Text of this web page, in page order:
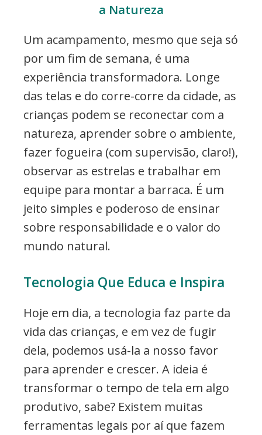
a Natureza
Um acampamento, mesmo que seja só
por um fim de semana, é uma
experiência transformadora. Longe
das telas e do corre-corre da cidade, as
crianças podem se reconectar com a
natureza, aprender sobre o ambiente,
fazer fogueira (com supervisão, claro!),
observar as estrelas e trabalhar em
equipe para montar a barraca. É um
jeito simples e poderoso de ensinar
sobre responsabilidade e o valor do
mundo natural.
Tecnologia Que Educa e Inspira
Hoje em dia, a tecnologia faz parte da
vida das crianças, e em vez de fugir
dela, podemos usá-la a nosso favor
para aprender e crescer. A ideia é
transformar o tempo de tela em algo
produtivo, sabe? Existem muitas
ferramentas legais por aí que fazem